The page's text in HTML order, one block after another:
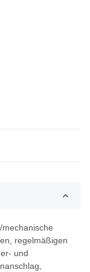
regelmäßigen
und